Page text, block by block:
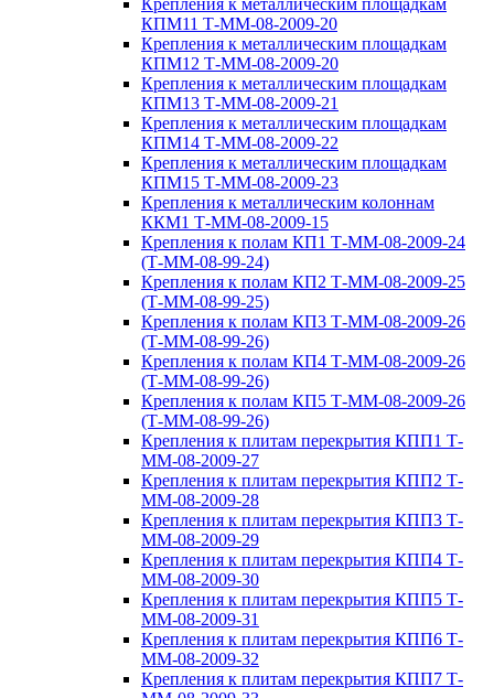
Крепления к металлическим площадкам
КПМ11 Т-ММ-08-2009-20
Крепления к металлическим площадкам
КПМ12 Т-ММ-08-2009-20
Крепления к металлическим площадкам
КПМ13 Т-ММ-08-2009-21
Крепления к металлическим площадкам
КПМ14 Т-ММ-08-2009-22
Крепления к металлическим площадкам
КПМ15 Т-ММ-08-2009-23
Крепления к металлическим колоннам
ККМ1 Т-ММ-08-2009-15
Крепления к полам КП1 Т-ММ-08-2009-24
(Т-ММ-08-99-24)
Крепления к полам КП2 Т-ММ-08-2009-25
(Т-ММ-08-99-25)
Крепления к полам КП3 Т-ММ-08-2009-26
(Т-ММ-08-99-26)
Крепления к полам КП4 Т-ММ-08-2009-26
(Т-ММ-08-99-26)
Крепления к полам КП5 Т-ММ-08-2009-26
(Т-ММ-08-99-26)
Крепления к плитам перекрытия КПП1 Т-
ММ-08-2009-27
Крепления к плитам перекрытия КПП2 Т-
ММ-08-2009-28
Крепления к плитам перекрытия КПП3 Т-
ММ-08-2009-29
Крепления к плитам перекрытия КПП4 Т-
ММ-08-2009-30
Крепления к плитам перекрытия КПП5 Т-
ММ-08-2009-31
Крепления к плитам перекрытия КПП6 Т-
ММ-08-2009-32
Крепления к плитам перекрытия КПП7 Т-